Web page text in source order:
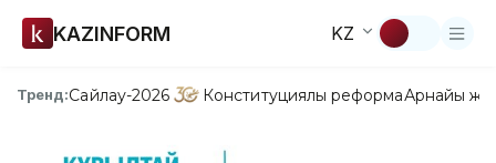
KAZINFORM KZ
Тренд:Сайлау-2026 Конституциялық реформаАрнайы